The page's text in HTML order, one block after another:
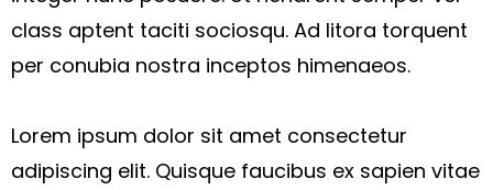
class aptent taciti sociosqu. Ad litora torquent
per conubia nostra inceptos himenaeos.
Lorem ipsum dolor sit amet consectetur
adipiscing elit. Quisque faucibus ex sapien vitae